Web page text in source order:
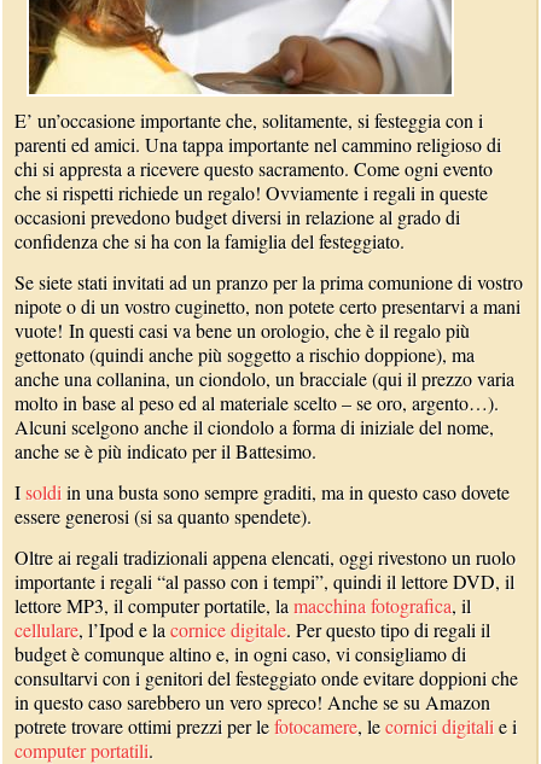
E’ un’occasione importante che, solitamente, si festeggia con i
parenti ed amici. Una tappa importante nel cammino religioso di
chi si appresta a ricevere questo sacramento. Come ogni evento
che si rispetti richiede un regalo! Ovviamente i regali in queste
occasioni prevedono budget diversi in relazione al grado di
confidenza che si ha con la famiglia del festeggiato.
Se siete stati invitati ad un pranzo per la prima comunione di vostro
nipote o di un vostro cuginetto, non potete certo presentarvi a mani
vuote! In questi casi va bene un orologio, che è il regalo più
gettonato (quindi anche più soggetto a rischio doppione), ma
anche una collanina, un ciondolo, un bracciale (qui il prezzo varia
molto in base al peso ed al materiale scelto – se oro, argento…).
Alcuni scelgono anche il ciondolo a forma di iniziale del nome,
anche se è più indicato per il Battesimo.
Isoldiin una busta sono sempre graditi, ma in questo caso dovete
essere generosi (si sa quanto spendete).
Oltre ai regali tradizionali appena elencati, oggi rivestono un ruolo
importante i regali “al passo con i tempi”, quindi il lettore DVD, il
lettore MP3, il computer portatile, lamacchina fotografica, il
cellulare, l’Ipod e lacornice digitale. Per questo tipo di regali il
budget è comunque altino e, in ogni caso, vi consigliamo di
consultarvi con i genitori del festeggiato onde evitare doppioni che
in questo caso sarebbero un vero spreco! Anche se su Amazon
potrete trovare ottimi prezzi per lefotocamere, lecornici digitalie i
computer portatili.